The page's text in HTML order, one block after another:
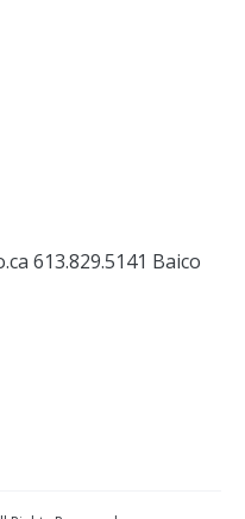
613.829.5141 Baico